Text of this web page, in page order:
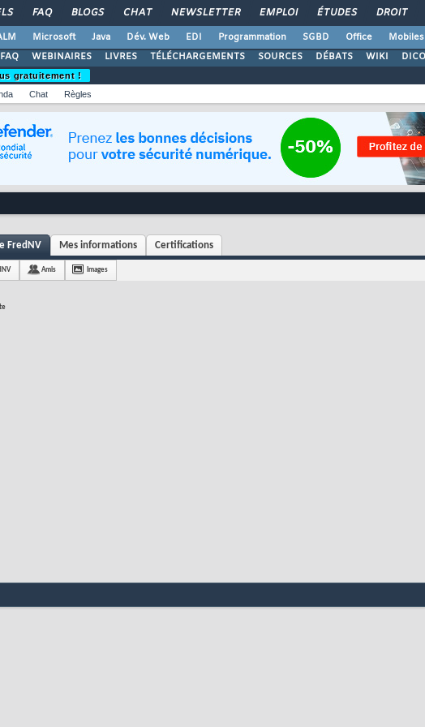
FAQ BLOGS CHAT NEWSLETTER EMPLOI ÉTUDES DROIT
Microsoft Java Dév. Web EDI Programmation SGBD Office Mobiles
FAQ WEBINAIRES LIVRES TÉLÉCHARGEMENTS SOURCES DÉBATS WIKI DICO
gratuitement !
Chat Règles
FredNV Mes informations Certifications
Amis Images